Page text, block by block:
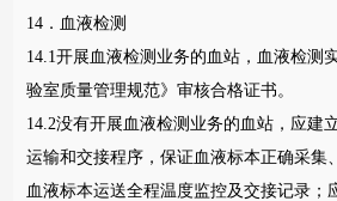
14．血液检测
14.1开展血液检测业务的血站，血液检测
验室质量管理规范》审核合格证书。
14.2没有开展血液检测业务的血站，应建
运输和交接程序，保证血液标本正确采集
血液标本运送全程温度监控及交接记录；